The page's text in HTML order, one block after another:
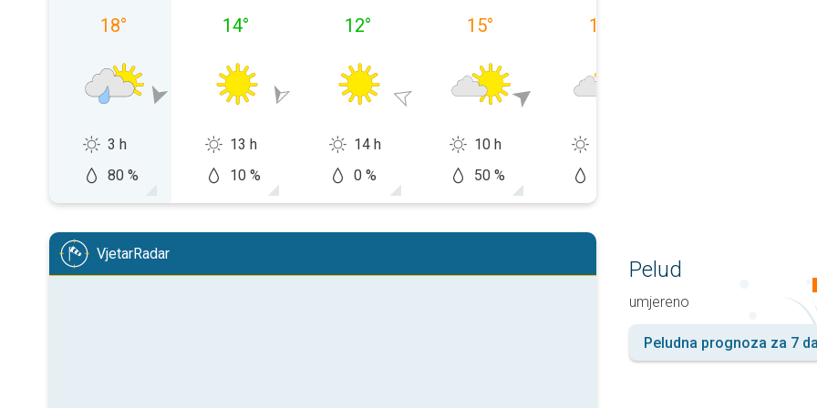
18°
3 h
80 %
14°
13 h
10 %
12°
14 h
0 %
15°
10 h
50 %
19
VjetarRadar
Pelud
umjereno
Peludna prognoza za 7